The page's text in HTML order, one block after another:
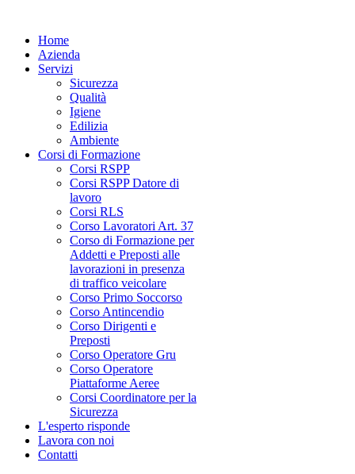
Home
Azienda
Servizi
Sicurezza
Qualità
Igiene
Edilizia
Ambiente
Corsi di Formazione
Corsi RSPP
Corsi RSPP Datore di
lavoro
Corsi RLS
Corso Lavoratori Art. 37
Corso di Formazione per
Addetti e Preposti alle
lavorazioni in presenza
di traffico veicolare
Corso Primo Soccorso
Corso Antincendio
Corso Dirigenti e
Preposti
Corso Operatore Gru
Corso Operatore
Piattaforme Aeree
Corsi Coordinatore per la
Sicurezza
L'esperto risponde
Lavora con noi
Contatti